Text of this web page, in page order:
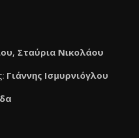
Σταύρια Νικολάου
Γιάννης Ισμυρνιόγλου